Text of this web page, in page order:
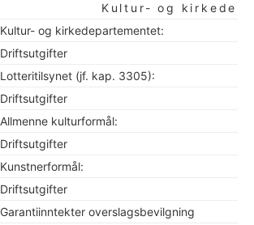
Kultur- og
Kultur- og kirkedepartementet:
Driftsutgifter
Lotteritilsynet (jf. kap. 3305):
Driftsutgifter
Allmenne kulturformål:
Driftsutgifter
Kunstnerformål:
Driftsutgifter
Garantiinntekter overslagsbevilgning